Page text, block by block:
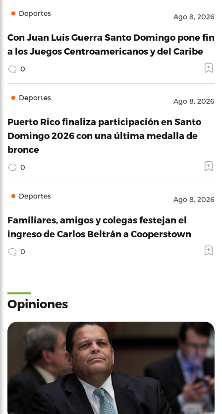
Deportes Ago 8, 2026
Con Juan Luis Guerra Santo Domingo pone fin
a los Juegos Centroamericanos y del Caribe
0
Deportes Ago 8, 2026
Puerto Rico finaliza participación en Santo
Domingo 2026 con una última medalla de
bronce
0
Deportes Ago 8, 2026
Familiares, amigos y colegas festejan el
ingreso de Carlos Beltrán a Cooperstown
0
Opiniones